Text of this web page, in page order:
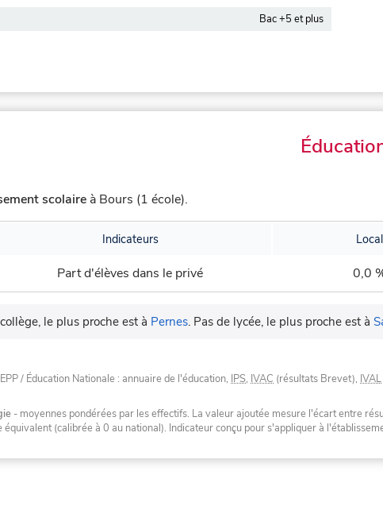
Bac +5 et plus
scolaire à Bours (1 école).
Indicateurs Local
Part d'élèves dans le privé 0,0
le plus proche est à Pernes. Pas de lycée, le plus proche est à
/ Éducation Nationale : annuaire de l'éducation, IPS, IVAC (résultats Brevet), IVAL
- moyennes pondérées par les effectifs. La valeur ajoutée mesure l'écart entre
équivalent (calibrée à 0 au national). Indicateur conçu pour s'appliquer à